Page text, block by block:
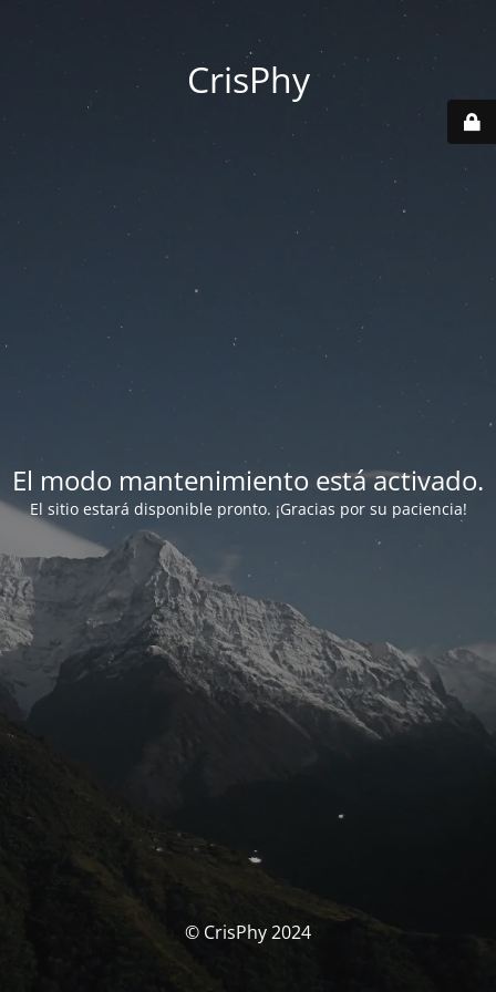
CrisPhy
El modo mantenimiento está activado.
El sitio estará disponible pronto. ¡Gracias por su paciencia!
© CrisPhy 2024